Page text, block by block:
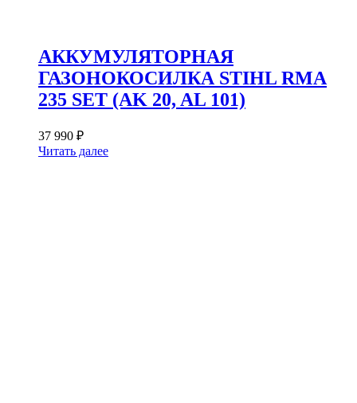
АККУМУЛЯТОРНАЯ
ГАЗОНОКОСИЛКА STIHL RMA
235 SET (AK 20, AL 101)
37 990 ₽
Читать далее